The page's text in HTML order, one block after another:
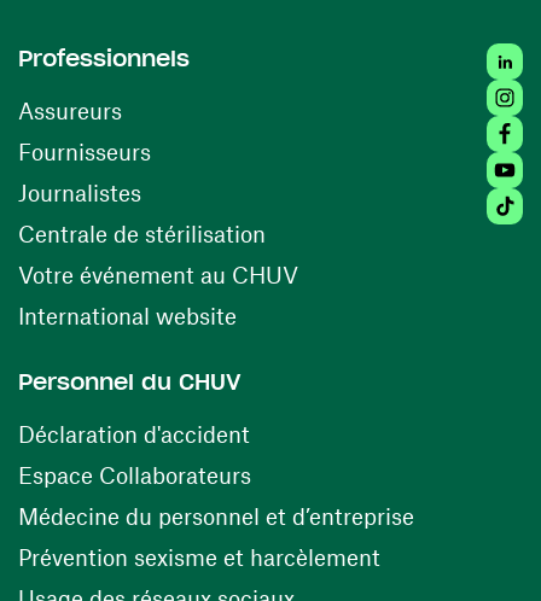
Professionnels
Assureurs
Fournisseurs(ouvre une nouvelle fenêtre)
Journalistes
Centrale de stérilisation (ouvre une nouvelle
Votre événement au CHUV(ouvre une nouvelle
International website
Personnel du CHUV
Déclaration d'accident
Espace Collaborateurs(ouvre une nouvelle fenêtre)
Médecine du personnel et d’entreprise
Prévention sexisme et harcèlement